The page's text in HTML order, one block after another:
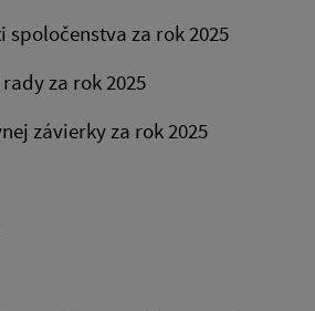
za rok 2025
za rok 2025
závierky za rok 2025